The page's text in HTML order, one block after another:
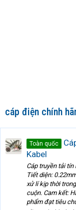
cáp điện chính
Toàn quốc
Kabel
Cáp truyền tải tín
Tiết diện:
xử lí kịp thời
cuộn. Cam kết:
phẩm đạt tiêu